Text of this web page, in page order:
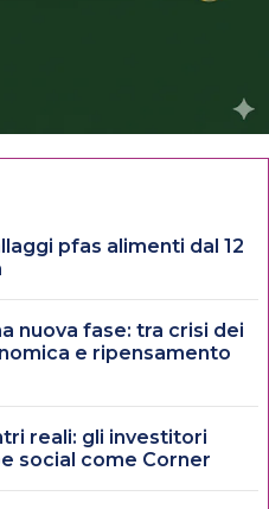
pfas alimenti dal 12
nuova fase: tra crisi dei
e ripensamento
reali: gli investitori
social come Corner